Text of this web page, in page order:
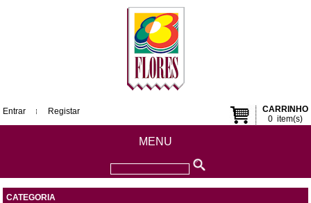
CARRINHO
0item(s)
Entrar Registar
MENU
CATEGORIA